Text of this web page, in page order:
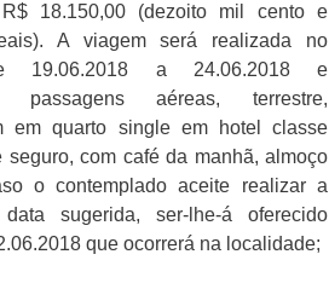
18.150,00 (dezoito mil cento e
A viagem será realizada no
19.06.2018 a 24.06.2018 e
passagens aéreas, terrestre,
em quarto single em hotel classe
seguro, com café da manhã, almoço
o contemplado aceite realizar a
sugerida, ser-lhe-á oferecido
que ocorrerá na localidade;